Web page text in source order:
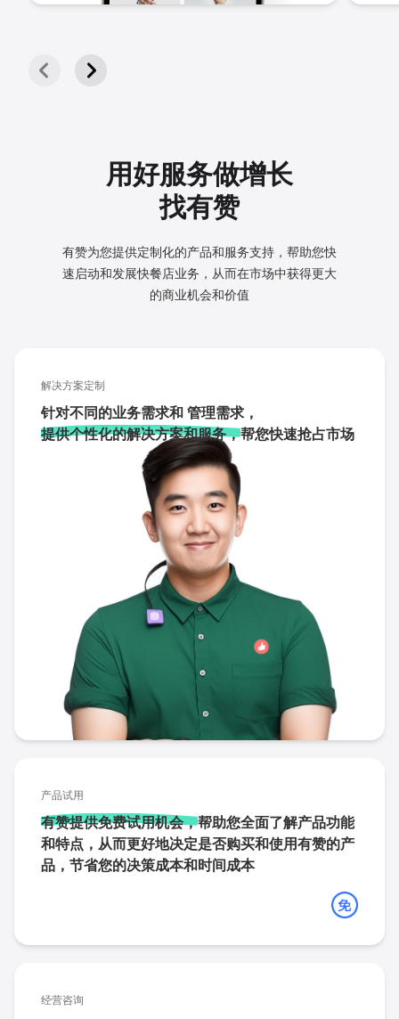
用好服务做增长
找有赞
有赞为您提供定制化的产品和服务支持，帮助您快
速启动和发展快餐店业务，从而在市场中获得更大
的商业机会和价值
解决方案定制
针对不同的业务需求和 管理需求，
提供个性化的解决方案和服务，帮您快速抢占市场
产品试用
有赞提供免费试用机会，帮助您全面了解产品功能
和特点，从而更好地决定是否购买和使用有赞的产
品，节省您的决策成本和时间成本
经营咨询